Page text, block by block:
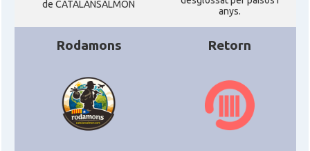
Consolat Consolat general a New York City
Consolat Consolat general a San Francisco
Consolat Consolat general a Washington
de CATALANSALMON
anys.
Rodamons Retorn